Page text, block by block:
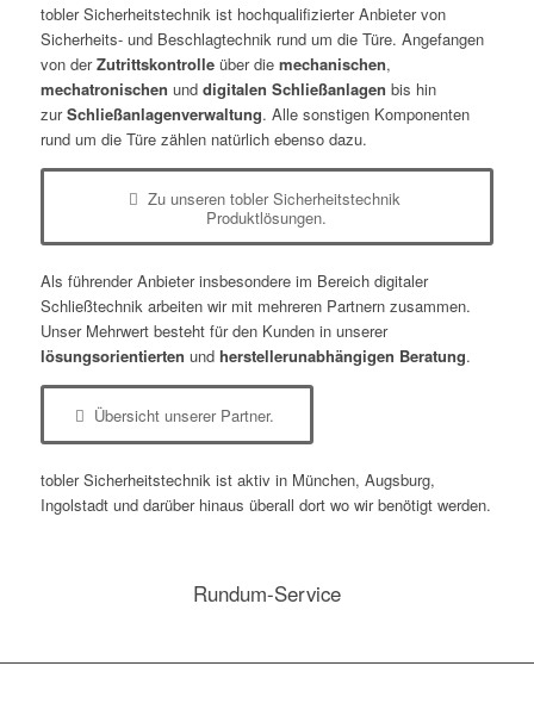
tobler Sicherheitstechnik ist hochqualifizierter Anbieter von
Sicherheits- und Beschlagtechnik rund um die Türe. Angefangen
von derZutrittskontrolleüber die mechanischen,
mechatronischen und digitalen Schließanlagen bis hin
zurSchließanlagenverwaltung. Alle sonstigen Komponenten
rund um die Türe zählen natürlich ebenso dazu.
Zu unseren tobler Sicherheitstechnik
Produktlösungen.
Als führender Anbieter insbesondere im Bereich digitaler
Schließtechnik arbeiten wir mit mehreren Partnern zusammen.
Unser Mehrwert besteht für den Kunden in unserer
lösungsorientierten und herstellerunabhängigen Beratung.
Übersicht unserer Partner.
tobler Sicherheitstechnik ist aktiv in München, Augsburg,
Ingolstadt und darüber hinaus überall dort wo wir benötigt werden.
Rundum-Service